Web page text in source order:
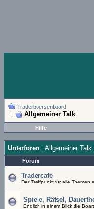
Traderboersenboard
Allgemeiner Talk
Hilfe
Unterforen : Allgemeiner Talk
Forum
Tradercafe
Der Treffpunkt für alle Themen
Spiele, Rätsel,
Endlich in einem Blick die